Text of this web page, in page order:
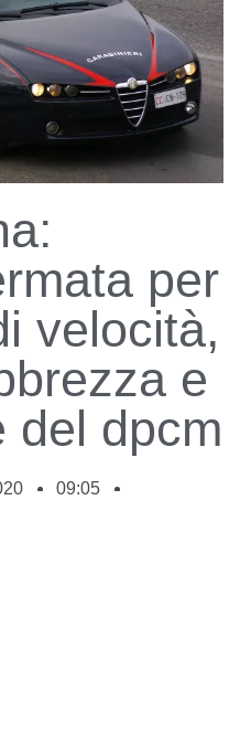
per
velocità,
e
del dpcm
09:05